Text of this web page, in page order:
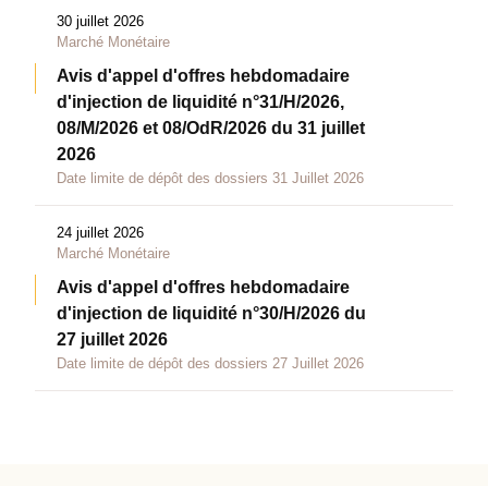
30 juillet 2026
Marché Monétaire
Avis d'appel d'offres hebdomadaire
d'injection de liquidité n°31/H/2026,
08/M/2026 et 08/OdR/2026 du 31 juillet
2026
Date limite de dépôt des dossiers 31 Juillet 2026
24 juillet 2026
Marché Monétaire
Avis d'appel d'offres hebdomadaire
d'injection de liquidité n°30/H/2026 du
27 juillet 2026
Date limite de dépôt des dossiers 27 Juillet 2026